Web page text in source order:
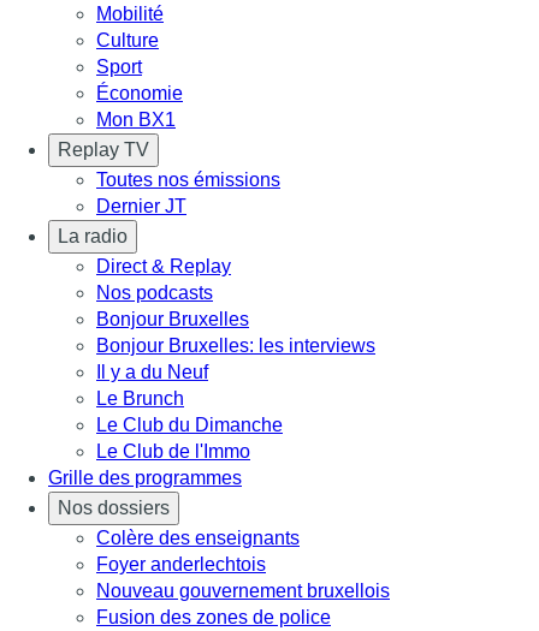
Mobilité
Culture
Sport
Économie
Mon BX1
Replay TV
Toutes nos émissions
Dernier JT
La radio
Direct & Replay
Nos podcasts
Bonjour Bruxelles
Bonjour Bruxelles: les interviews
Il y a du Neuf
Le Brunch
Le Club du Dimanche
Le Club de l'Immo
Grille des programmes
Nos dossiers
Colère des enseignants
Foyer anderlechtois
Nouveau gouvernement bruxellois
Fusion des zones de police